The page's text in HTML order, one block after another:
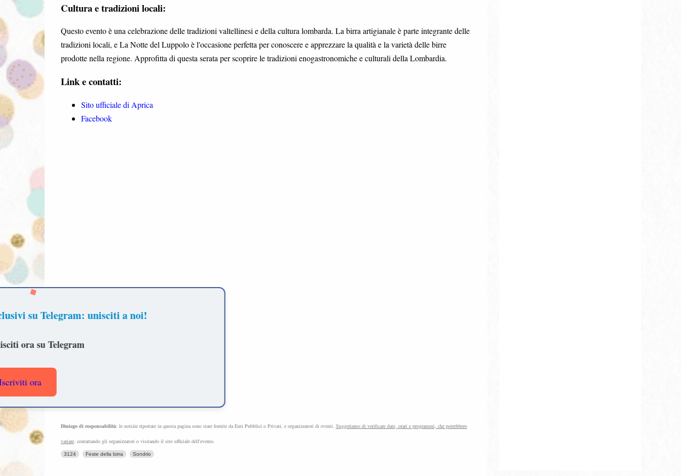
Cultura e tradizioni locali:
Questo evento è una celebrazione delle tradizioni valtellinesi e della cultura lombarda. La birra artigianale è parte integrante delle
tradizioni locali, e La Notte del Luppolo è l'occasione perfetta per conoscere e apprezzare la qualità e la varietà delle birre
prodotte nella regione. Approfitta di questa serata per scoprire le tradizioni enogastronomiche e culturali della Lombardia.
Link e contatti:
Sito ufficiale di Aprica
Facebook
Ricevi aggiornamenti esclusivi su Telegram: unisciti a noi!
Diniego di responsabilità: le notizie riportate in questa pagina sono state fornite da Enti Pubblici o Privati, e organizzatori di eventi. Suggeriamo di verificare date, orari e programmi, che potrebbero
variare, contattando gli organizzatori o visitando il sito ufficiale dell'evento.
3124 Feste della birra Sondrio